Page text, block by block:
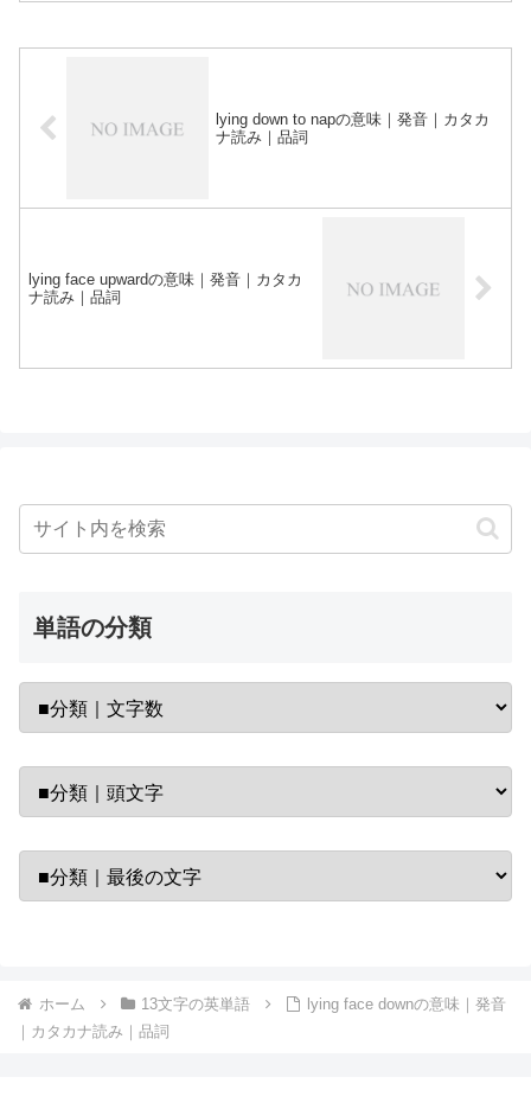
lying down to napの意味｜発音｜カタカ
ナ読み｜品詞
lying face upwardの意味｜発音｜カタカ
ナ読み｜品詞
単語の分類
ホーム 13文字の英単語
lying face downの意味｜発音
｜カタカナ読み｜品詞